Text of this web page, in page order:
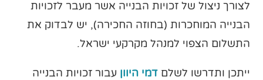
לצורך ניצול של זכויות הבנייה אשר מעבר לזכויות
הבנייה המוחכרות (בחוזה החכירה), יש לבדוק את
התשלום הצפוי למנהל מקרקעי ישראל.
ייתכן ותדרשו לשלםדמי היוון עבור זכויות הבנייה